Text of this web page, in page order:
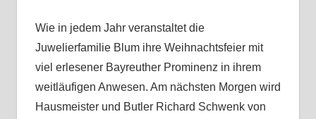
Wie in jedem Jahr veranstaltet die
Juwelierfamilie Blum ihre Weihnachtsfeier mit
viel erlesener Bayreuther Prominenz in ihrem
weitläufigen Anwesen. Am nächsten Morgen wird
Hausmeister und Butler Richard Schwenk von